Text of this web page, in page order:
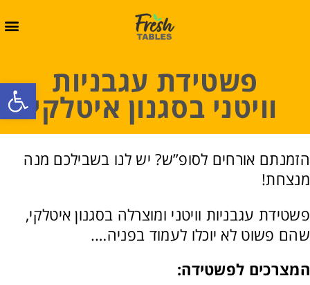
פשטידת עגבניות
וויטני בסגנון איטלקי
הזמנתם אורחים לסופ”ש? יש לנו בשבילכם מנה
מנצחת!
פשטידת עגבניות וויטני ומוצרלה בסגנון איטלקי,
שהם פשוט לא יוכלו לעמוד בפניה….
המצרכים לפשטידה: